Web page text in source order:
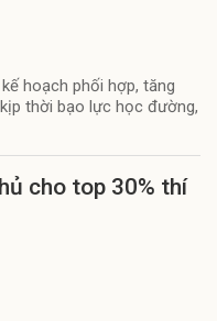
hoạch phối hợp, tăng
thời bạo lực học đường,
cho top 30% thí